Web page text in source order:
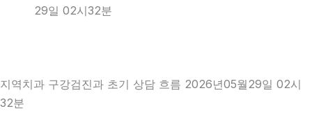
29일 02시32분
지역치과 구강검진과 초기 상담 흐름 2026년05월29일 02시
32분